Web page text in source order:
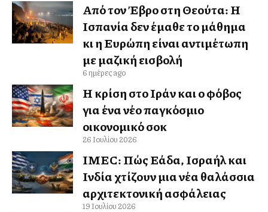
Από τον Έβρο στη Θεούτα: Η
Ισπανία δεν έμαθε το μάθημα
κι η Ευρώπη είναι αντιμέτωπη
με μαζική εισβολή
6 ημέρες ago
Η κρίση στο Ιράν και ο φόβος
για ένα νέο παγκόσμιο
οικονομικό σοκ
26 Ιουλίου 2026
IMEC: Πώς Ελλάδα, Ισραήλ και
Ινδία χτίζουν μια νέα θαλάσσια
αρχιτεκτονική ασφάλειας
19 Ιουλίου 2026